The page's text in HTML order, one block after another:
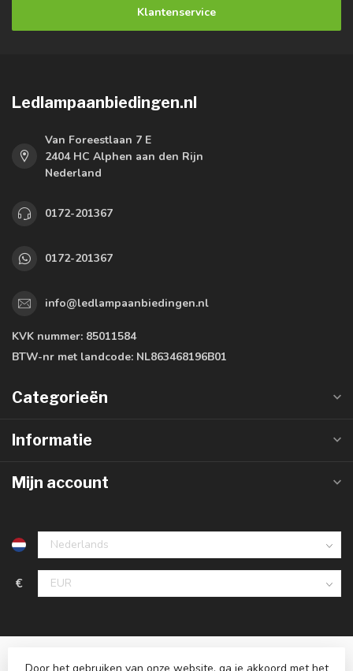
Klantenservice
Ledlampaanbiedingen.nl
Van Foreestlaan 7 E
2404 HC Alphen aan den Rijn
Nederland
0172-201367
0172-201367
info@ledlampaanbiedingen.nl
KVK nummer: 85011584
BTW-nr met landcode: NL863468196B01
Categorieën
Informatie
Mijn account
€